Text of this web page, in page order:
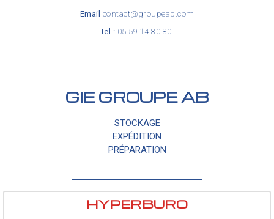
Email contact@groupeab.com
Tel : 05 59 14 80 80
GIE GROUPE AB
STOCKAGE
EXPÉDITION
PRÉPARATION
HYPERBURO